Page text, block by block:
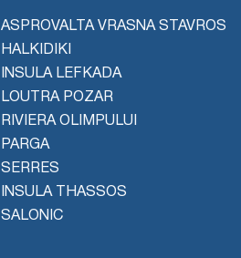
ASPROVALTA VRASNA STAVROS
HALKIDIKI
INSULA LEFKADA
LOUTRA POZAR
RIVIERA OLIMPULUI
PARGA
SERRES
INSULA THASSOS
SALONIC